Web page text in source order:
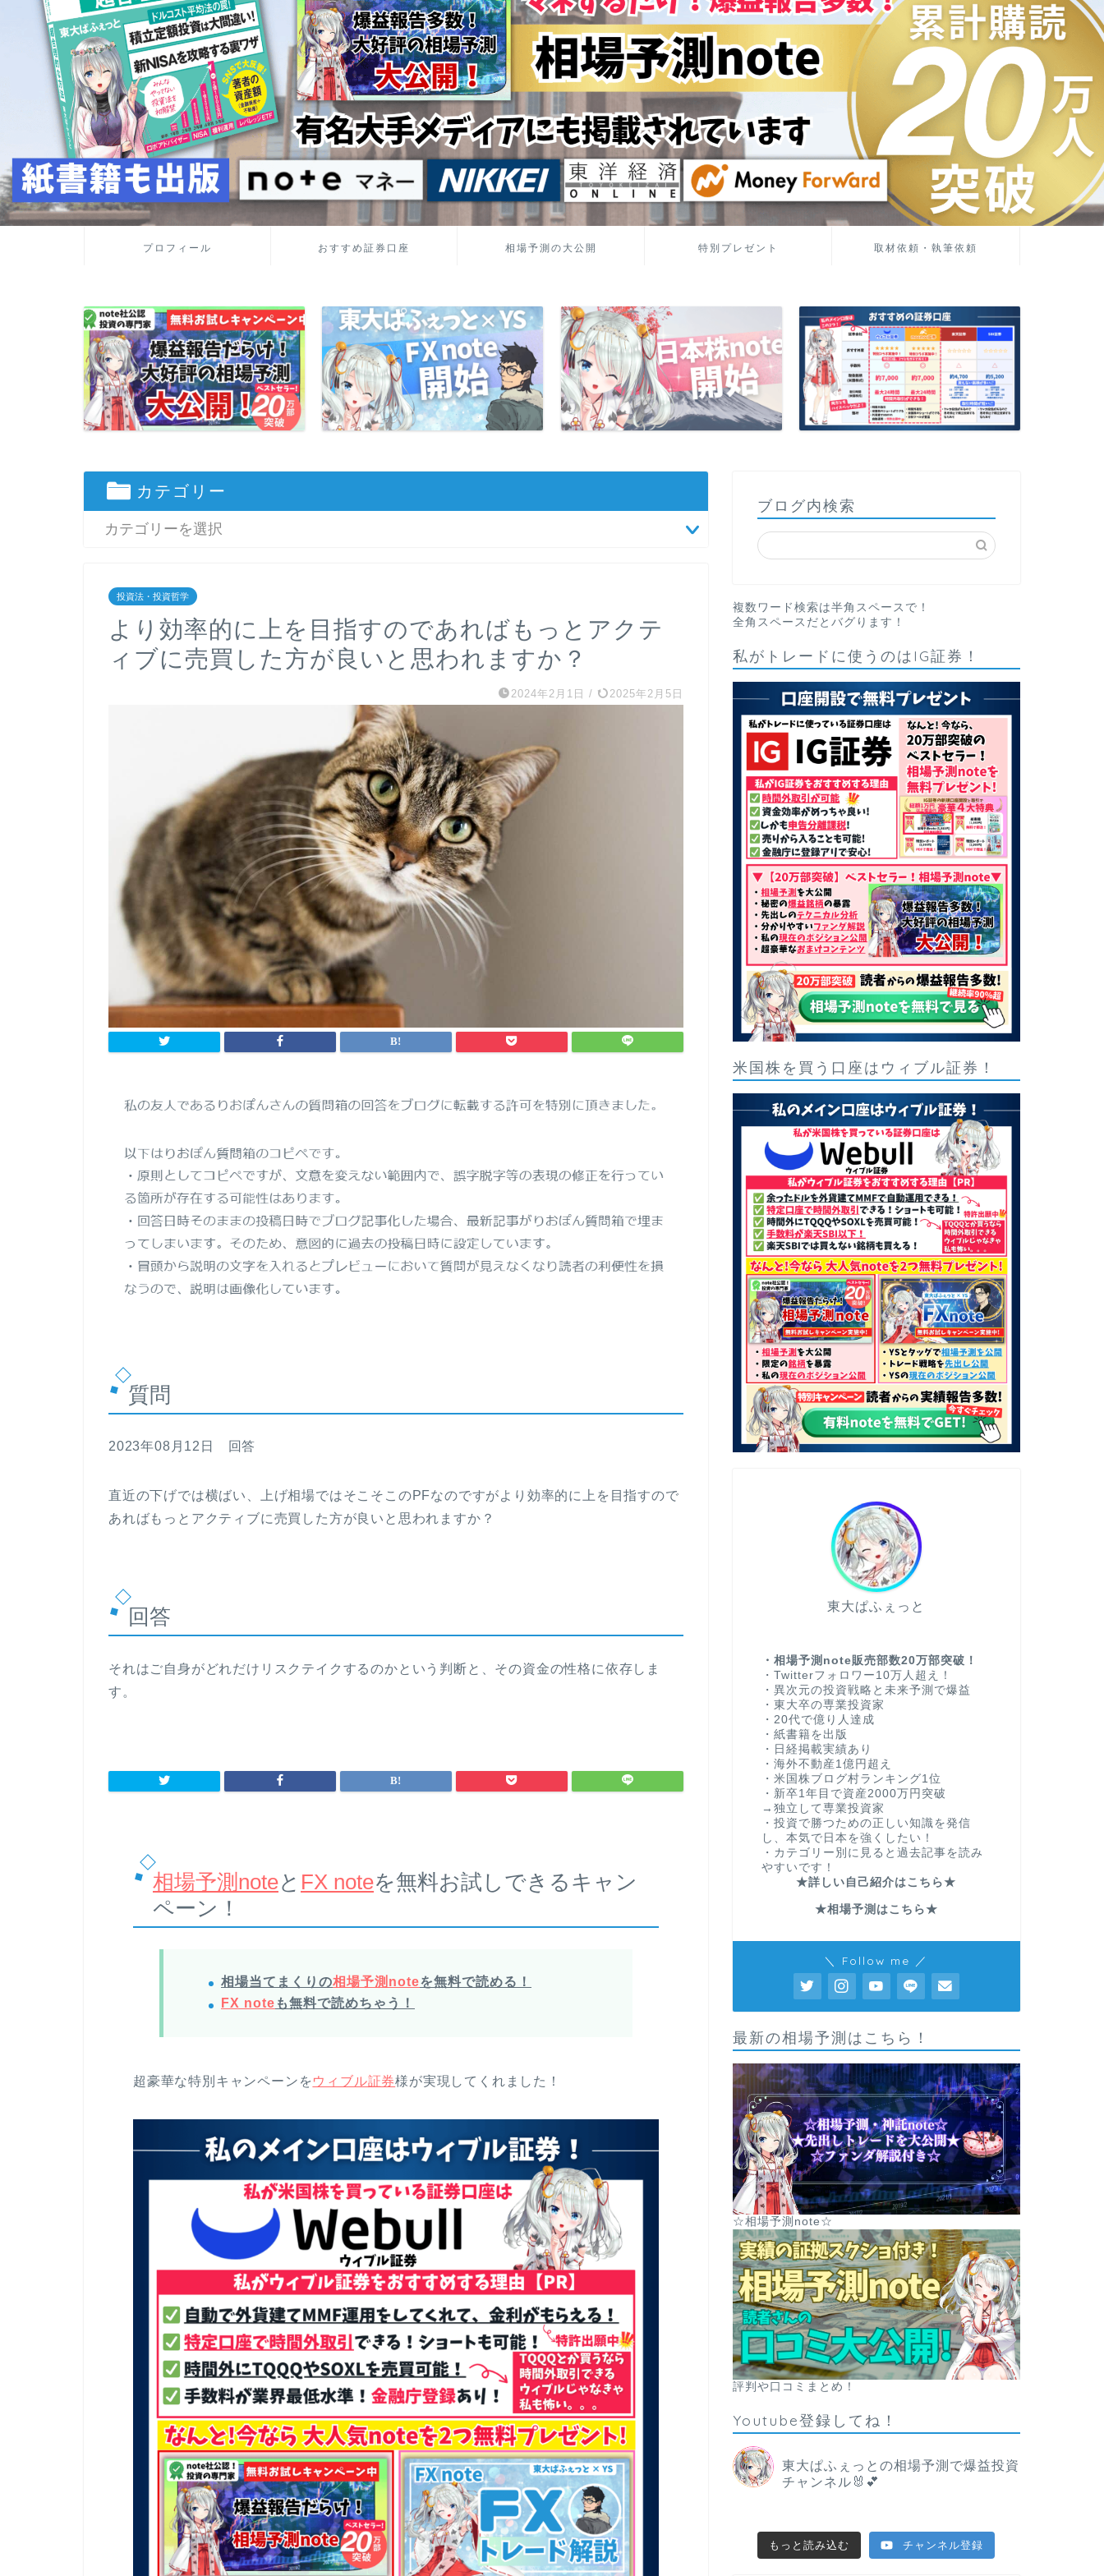
プロフィール おすすめ証券口座 相場予測の大公開 特別プレゼント 取材依頼・執筆依頼
カテゴリー
投資法・投資哲学
より効率的に上を目指すのであればもっとアクテ
ィブに売買した方が良いと思われますか？
2024年2月1日 / 2025年2月5日
質問
2023年08月12日 回答
直近の下げでは横ばい、上げ相場ではそこそこのPFなのですがより効率的に上を目指すので
あればもっとアクティブに売買した方が良いと思われますか？
回答
それはご自身がどれだけリスクテイクするのかという判断と、その資金の性格に依存しま
す。
相場予測noteと FX noteを無料お試しできるキャン
ペーン！
相場当てまくりの相場予測noteを無料で読める！
FX note も無料で読めちゃう！
超豪華な特別キャンペーンを ウィブル証券様が実現してくれました！
ブログ内検索
複数ワード検索は半角スペースで！
全角スペースだとバグります！
私がトレードに使うのはIG証券！
米国株を買う口座はウィブル証券！
東大ぱふぇっと
・相場予測note販売部数20万部突破！
・Twitterフォロワー10万人超え！
・異次元の投資戦略と未来予測で爆益
・東大卒の専業投資家
・20代で億り人達成
・紙書籍を出版
・日経掲載実績あり
・海外不動産1億円超え
・米国株ブログ村ランキング1位
・新卒1年目で資産2000万円突破
→独立して専業投資家
・投資で勝つための正しい知識を発信
し、本気で日本を強くしたい！
・カテゴリー別に見ると過去記事を読み
やすいです！
★詳しい自己紹介はこちら★
★相場予測はこちら★
＼ Follow me ／
最新の相場予測はこちら！
☆相場予測note☆
評判や口コミまとめ！
Youtube登録してね！
東大ぱふぇっとの相場予測で爆益投資
チャンネル🐰💕
もっと読み込む チャンネル登録